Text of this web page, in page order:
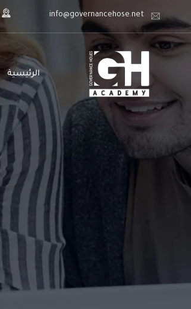
info@governancehose.net
الرئيسية